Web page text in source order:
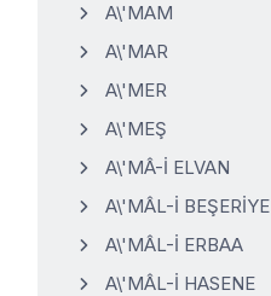
A\'MAM
A\'MAR
A\'MER
A\'MEŞ
A\'MÂ-İ ELVAN
A\'MÂL-İ BEŞERİYE
A\'MÂL-İ ERBAA
A\'MÂL-İ HASENE